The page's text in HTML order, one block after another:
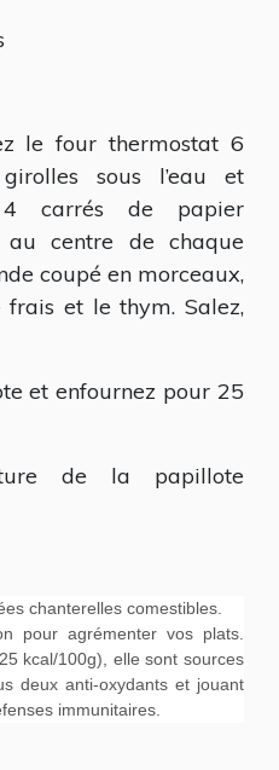
thermostat 6
sous l’eau et
4 carrés de papier
au centre de chaque
coupé en morceaux,
et le thym. Salez,
et enfournez pour 25
de la papillote
chanterelles comestibles.
pour agrémenter vos plats.
kcal/100g), elle sont sources
deux anti-oxydants et jouant
immunitaires.